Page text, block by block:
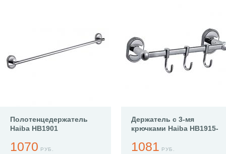
Полотенцедержатель
Haiba HB1901
1070 РУБ.
Держатель с 3-мя
крючками Haiba HB1915-
1081 РУБ.